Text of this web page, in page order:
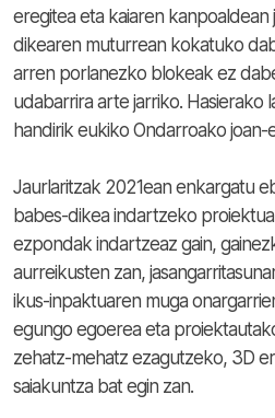
eregitea eta kaiaren
dikearen muturrean kokatuko
arren porlanezko blokeak ez
udabarrira arte jarriko. Hasierako
handirik eukiko Ondarroako joan-
Jaurlaritzak 2021ean enkargatu
babes-dikea indartzeko
ezpondak indartzeaz gain,
aurreikusten zan,
ikus-inpaktuaren muga
egungo egoerea eta
zehatz-mehatz ezagutzeko, 3D
saiakuntza bat egin zan.